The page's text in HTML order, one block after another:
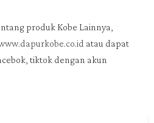
produk Kobe Lainnya,
atau dapat
tiktok dengan akun